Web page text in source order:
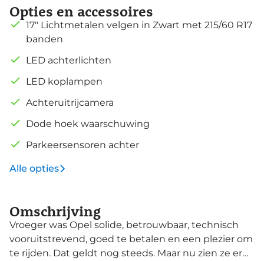
Opties en accessoires
17" Lichtmetalen velgen in Zwart met 215/60 R17
banden
LED achterlichten
LED koplampen
Achteruitrijcamera
Dode hoek waarschuwing
Parkeersensoren achter
Alle opties
Omschrijving
Vroeger was Opel solide, betrouwbaar, technisch
vooruitstrevend, goed te betalen en een plezier om
te rijden. Dat geldt nog steeds. Maar nu zien ze er